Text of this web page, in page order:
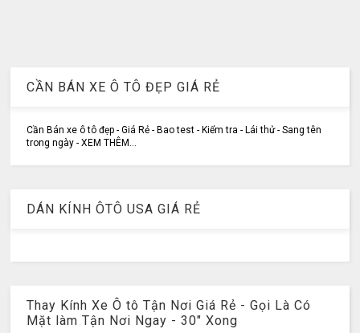
CẦN BÁN XE Ô TÔ ĐẸP GIÁ RẺ
Cần Bán xe ô tô đẹp - Giá Rẻ - Bao test - Kiểm tra - Lái thử - Sang tên
trong ngày - XEM THÊM...
DÁN KÍNH ÔTÔ USA GIÁ RẺ
Thay Kính Xe Ô tô Tận Nơi Giá Rẻ - Gọi Là Có
Mặt làm Tận Nơi Ngay - 30" Xong